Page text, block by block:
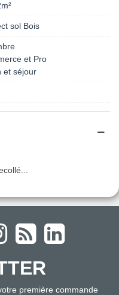
sol Bois
et Pro
et séjour
première commande